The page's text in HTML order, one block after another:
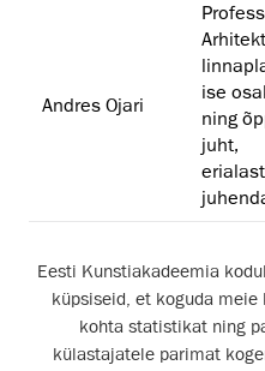
Andres Ojari
ise
ning
juht,
Tiina Tammet
se
Eesti Kunstiakadeemia
küpsiseid, et koguda meie
kohta statistikat ning
külastajatele parimat